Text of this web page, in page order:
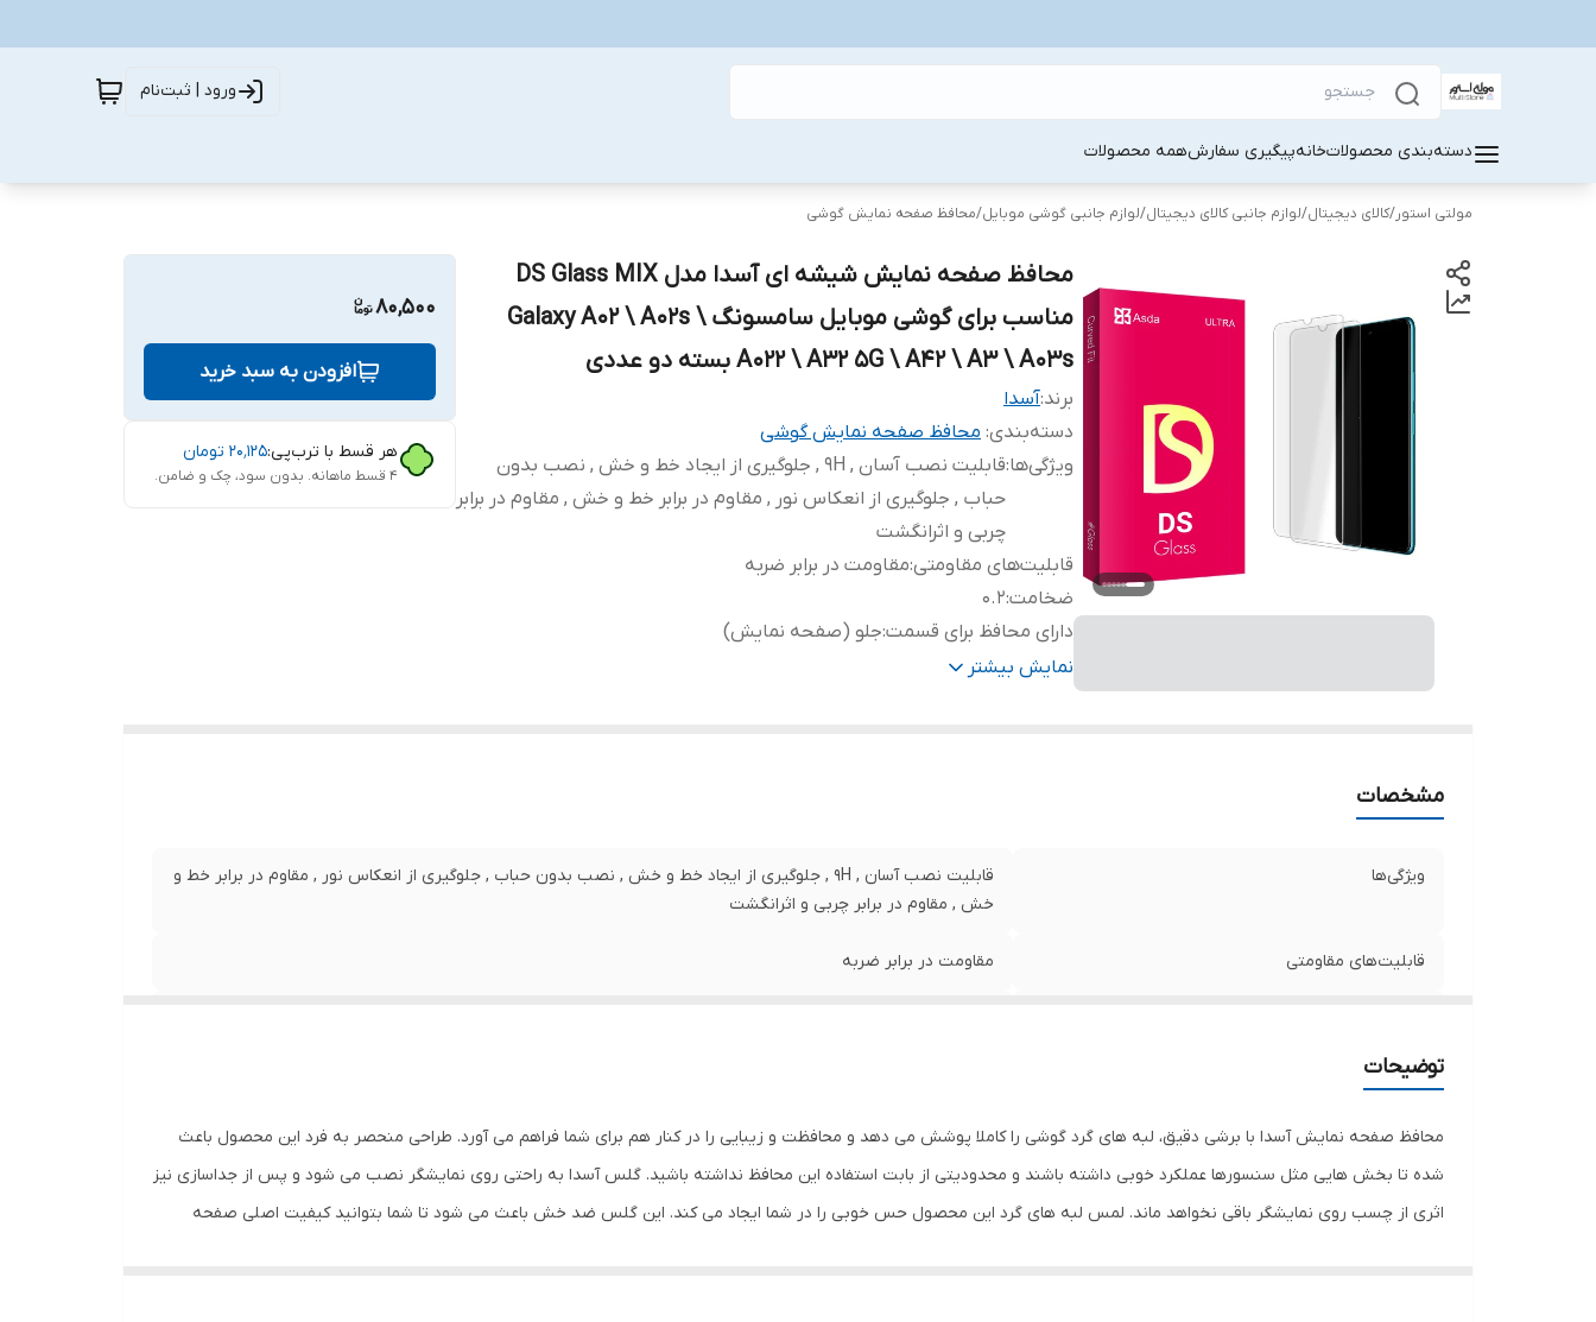
ورود | ثبت‌نام
دسته‌بندی محصولاتخانهپیگیری سفارشهمه محصولات
مولتی استور/کالای دیجیتال/لوازم جانبی کالای دیجیتال/لوازم جانبی گوشی موبایل/محافظ صفحه نمایش گوشی
محافظ صفحه نمایش شیشه ای آسدا مدل DS Glass MIX
مناسب برای گوشی موبایل سامسونگ Galaxy A02 \ A02s \
A022 \ A32 5G \ A42 \ A3 \ A03s بسته دو عددی
برند:آسدا
دسته‌بندی: محافظ صفحه نمایش گوشی
ویژگی‌ها:
قابلیت نصب آسان , 9H , جلوگیری از ایجاد خط و خش , نصب بدون
حباب , جلوگیری از انعکاس نور , مقاوم در برابر خط و خش , مقاوم در برابر
چربی و اثرانگشت
قابلیت‌های مقاومتی:مقاومت در برابر ضربه
ضخامت:
0.2
دارای محافظ برای قسمت:جلو (صفحه نمایش)
رنگ:بی رنگ
نمایش بیشتر
80,500
افزودن به سبد خرید
هر قسط با ترب‌پی:۲۰٬۱۲۵ تومان
۴ قسط ماهانه. بدون سود، چک و ضامن.
مشخصات
ویژگی‌ها
قابلیت نصب آسان , 9H , جلوگیری از ایجاد خط و خش , نصب بدون حباب , جلوگیری از انعکاس نور , مقاوم در برابر خط و
خش , مقاوم در برابر چربی و اثرانگشت
قابلیت‌های مقاومتی مقاومت در برابر ضربه
دارای محافظ برای قسمت
رنگ بی رنگ
توضیحات
محافظ صفحه نمایش آسدا با برشی دقیق، لبه های گرد گوشی را کاملا پوشش می دهد و محافظت و زیبایی را در کنار هم برای شما فراهم می آورد. طراحی منحصر به فرد این محصول باعث
شده تا بخش هایی مثل سنسورها عملکرد خوبی داشته باشند و محدودیتی از بابت استفاده این محافظ نداشته باشید. گلس آسدا به راحتی روی نمایشگر نصب می شود و پس از جداسازی نیز
اثری از چسب روی نمایشگر باقی نخواهد ماند. لمس لبه های گرد این محصول حس خوبی را در شما ایجاد می کند. این گلس ضد خش باعث می شود تا شما بتوانید کیفیت اصلی صفحه